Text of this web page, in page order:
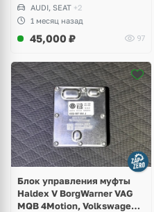
AUDI, SEAT +2
1 месяц назад
45,000 ₽ 97
Блок управления муфты
Haldex V BorgWarner VAG
MQB 4Motion, Volkswagen
2 фото